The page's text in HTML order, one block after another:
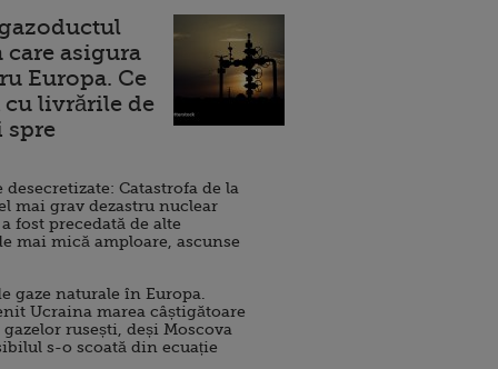
asigura
Europa. Ce
cu livrările de
spre
desecretizate: Catastrofa de la
mai grav dezastru nuclear
fost precedată de alte
mai mică amploare, ascunse
gaze naturale în Europa.
Ucraina marea câștigătoare
rusești, deși Moscova
s-o scoată din ecuație